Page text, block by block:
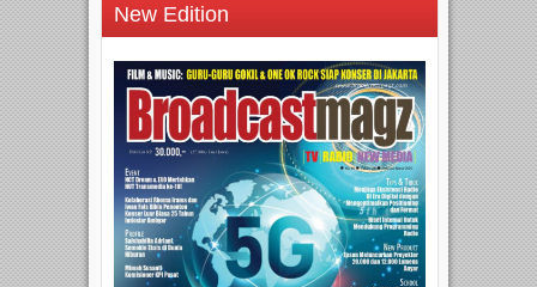
New Edition